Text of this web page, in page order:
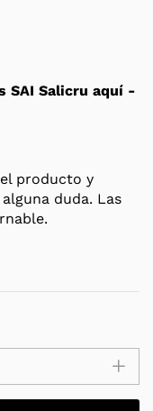
SAI Salicru aquí -
producto y
duda. Las